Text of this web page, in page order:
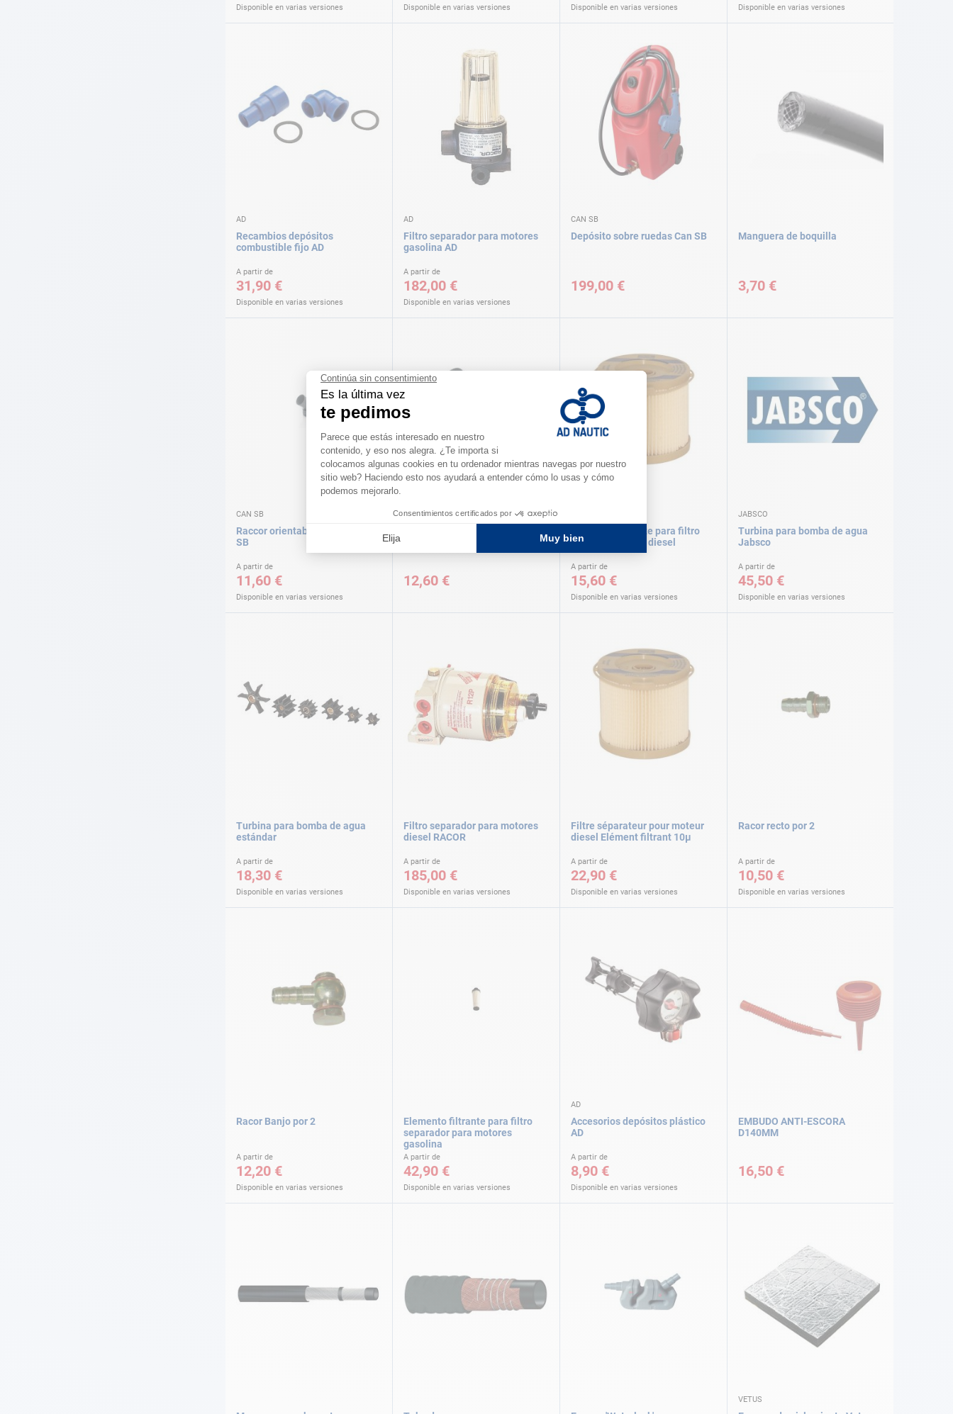
Disponible en varias versiones Disponible en varias versiones Disponible en varias versiones Disponible en varias versiones
AD
Recambios depósitos
combustible fijo AD
A partir de
31,90 €
Disponible en varias versiones
AD
Filtro separador para motores
gasolina AD
A partir de
182,00 €
Disponible en varias versiones
CAN SB
Depósito sobre ruedas Can SB
199,00 €
Manguera de boquilla
3,70 €
CAN SB
Raccor orientable VETUS Can
SB
A partir de
11,60 €
Disponible en varias versiones
12,60 €
Elemento filtrante para filtro
separador motor diesel
A partir de
15,60 €
Disponible en varias versiones
JABSCO
Turbina para bomba de agua
Jabsco
A partir de
45,50 €
Disponible en varias versiones
Turbina para bomba de agua
estándar
A partir de
18,30 €
Disponible en varias versiones
Filtro separador para motores
diesel RACOR
A partir de
185,00 €
Disponible en varias versiones
Filtre séparateur pour moteur
diesel Elément filtrant 10µ
A partir de
22,90 €
Disponible en varias versiones
Racor recto por 2
A partir de
10,50 €
Disponible en varias versiones
Racor Banjo por 2
A partir de
12,20 €
Disponible en varias versiones
Elemento filtrante para filtro
separador para motores
gasolina
A partir de
42,90 €
Disponible en varias versiones
AD
Accesorios depósitos plástico
AD
A partir de
8,90 €
Disponible en varias versiones
EMBUDO ANTI-ESCORA
D140MM
16,50 €
VETUS